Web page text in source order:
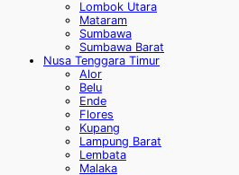
Lombok Utara
Mataram
Sumbawa
Sumbawa Barat
Nusa Tenggara Timur
Alor
Belu
Ende
Flores
Kupang
Lampung Barat
Lembata
Malaka